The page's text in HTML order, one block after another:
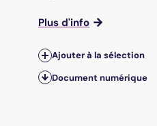
Plus d'info
Ajouter à la sélection
Document numérique